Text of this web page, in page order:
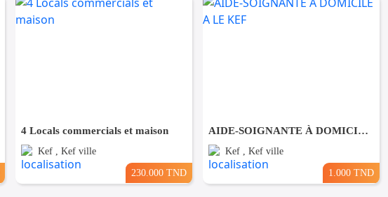
4 Locals commercials et maison
Kef , Kef ville
230.000 TND
AIDE-SOIGNANTE À DOMICILE A LE KEF
Kef , Kef ville
1.000 TND